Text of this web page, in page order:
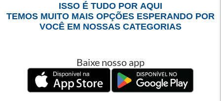
ISSO É TUDO POR AQUI
TEMOS MUITO MAIS OPÇÕES ESPERANDO POR
VOCÊ EM NOSSAS CATEGORIAS
Baixe nosso app